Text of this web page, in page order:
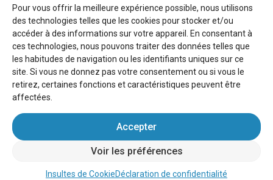
Pour vous offrir la meilleure expérience possible, nous utilisons
des technologies telles que les cookies pour stocker et/ou
accéder à des informations sur votre appareil. En consentant à
ces technologies, nous pouvons traiter des données telles que
les habitudes de navigation ou les identifiants uniques sur ce
site. Si vous ne donnez pas votre consentement ou si vous le
retirez, certaines fonctions et caractéristiques peuvent être
affectées.
Accepter
Voir les préférences
Insultes de CookieDéclaration de confidentialité
Qui sommes-nous ?
Privacy
Liens
Plan du site